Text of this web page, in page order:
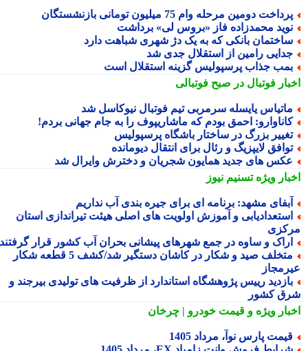
دومین مرحله وام 75 میلیون تومانی بازنشستگان
محمدزاده فاز «بروس لی» برداشت
بانکی که به یک دژ شهری شباهت دارد
رامین از استقلال جدی شد
جذاب پرسپولیس گزینه استقلال است
فوتبال در صبح فوتبالی
یایسله سرمربی تیم فوتبال نیوکاسل شد
احمق بودم که ماشاریپوف را به جام جهانی بردم!
بزرگ در ساختار باشگاه پرسپولیس
لایپزیگ و رئال برای انتقال دیومانده
های جدید همایون شجریان و دخترش وایرال شد
ویژهتسنیم نیوز
مشهد: برنامه ای برای جیره بندی آب نداریم
و آموزش اولویت های اصلی هیئت تیراندازی استان
و ساوه در جمع شهرهای پیشانی بحران آب کشور قرار گرفتند
متخلف صید و شکار در کاشان دستگیر شد/کشف 5 قطعه شکار
رییس پژوهشگاه استاندارد از ظرفیت های تولیدی بیرجند و
کشور
ویژهو قیمت خودرو | چرخان
پارس نوآ، مرداد 1405